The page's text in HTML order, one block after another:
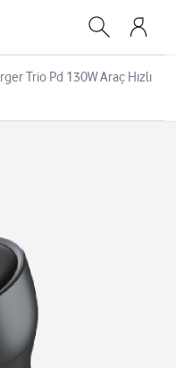
Trio Pd 130W Araç Hızlı